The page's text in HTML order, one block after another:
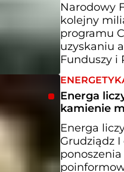
Narodowy
kolejny
programu
uzyskaniu
Funduszy i
Energa
kamienie
Energa
Grudziądz